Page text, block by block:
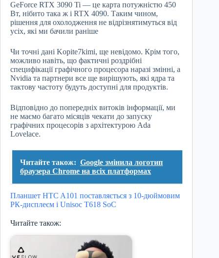
GeForce RTX 3090 Ti — це карта потужністю 450
Вт, нібито така ж і RTX 4090. Таким чином,
рішення для охолодження не відрізнятимуться від
усіх, які ми бачили раніше
Чи точні дані Kopite7kimi, ще невідомо. Крім того,
можливо навіть, що фактичні роздрібні
специфікації графічного процесора наразі змінні, а
Nvidia та партнери все ще вирішують, які ядра та
тактову частоту будуть доступні для продуктів.
Відповідно до попередніх витоків інформації, ми
не маємо багато місяців чекати до запуску
графічних процесорів з архітектурою Ada
Lovelace.
Читайте також: Google змінила логотип
браузера Chrome на всіх платформах
Планшет HTC A101 поставляється з 10-дюймовим
РК-дисплеєм і Unisoc T618 SoC
Читайте також: